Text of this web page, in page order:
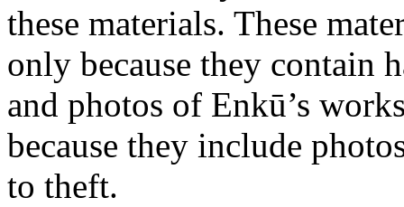
these materials. These
only because they contain
and photos of Enkū’s
because they include
to theft.